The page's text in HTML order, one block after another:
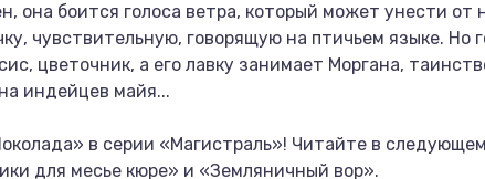
она боится голоса ветра, который может унести от
чувствительную, говорящую на птичьем языке. Но
цветочник, а его лавку занимает Моргана,
индейцев майя...
в серии «Магистраль»! Читайте в
для месье кюре» и «Земляничный вор».